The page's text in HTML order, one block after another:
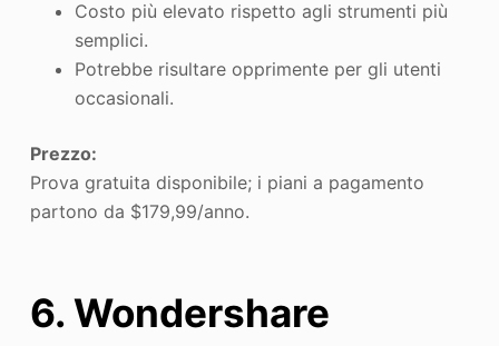
Costo più elevato rispetto agli strumenti più
semplici.
Potrebbe risultare opprimente per gli utenti
occasionali.
Prezzo:
Prova gratuita disponibile; i piani a pagamento
partono da $179,99/anno.
6. Wondershare